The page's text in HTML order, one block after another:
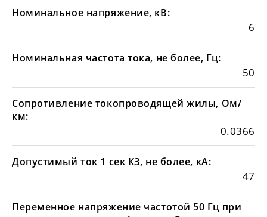
Номинальное напряжение, кВ:
6
Номинальная частота тока, не более, Гц:
50
Сопротивление токопроводящей жилы, Ом/
км:
0.0366
Допустимый ток 1 сек КЗ, не более, кА:
47
Переменное напряжение частотой 50 Гц при